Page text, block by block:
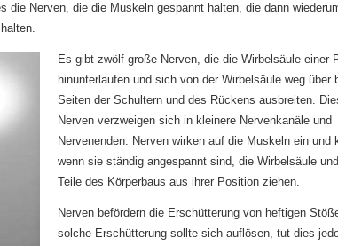
die Nerven, die die Muskeln gespannt halten, die dann
Es gibt zwölf große Nerven, die die Wirbelsäule einer
hinunterlaufen und sich von der Wirbelsäule weg über
Seiten der Schultern und des Rückens ausbreiten.
Nerven verzweigen sich in kleinere Nervenkanäle und
Nervenenden. Nerven wirken auf die Muskeln ein und
wenn sie ständig angespannt sind, die Wirbelsäule
Teile des Körperbaus aus ihrer Position ziehen.
Nerven befördern die Erschütterung von heftigen
solche Erschütterung sollte sich auflösen, tut dies